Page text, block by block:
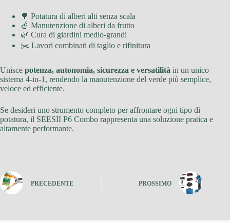
🌳 Potatura di alberi alti senza scala
🍎 Manutenzione di alberi da frutto
🌿 Cura di giardini medio-grandi
✂️ Lavori combinati di taglio e rifinitura
Unisce potenza, autonomia, sicurezza e versatilità in un unico
sistema 4-in-1, rendendo la manutenzione del verde più semplice,
veloce ed efficiente.
Se desideri uno strumento completo per affrontare ogni tipo di
potatura, il SEESII P6 Combo rappresenta una soluzione pratica e
altamente performante.
PRECEDENTE PROSSIMO